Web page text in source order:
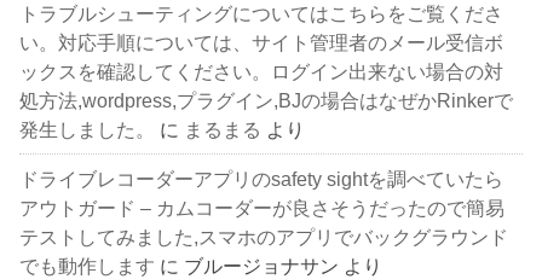
トラブルシューティングについてはこちらをご覧くださ
い。対応手順については、サイト管理者のメール受信ボ
ックスを確認してください。ログイン出来ない場合の対
処方法,wordpress,プラグイン,BJの場合はなぜかRinkerで
発生しました。
に まるまる より
ドライブレコーダーアプリのsafety sightを調べていたら
アウトガード – カムコーダーが良さそうだったので簡易
テストしてみました,スマホのアプリでバックグラウンド
でも動作します に ブルージョナサン より